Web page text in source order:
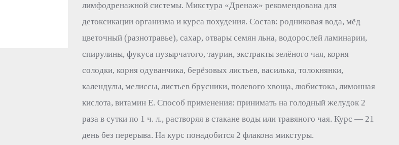
лимфодренажной системы. Микстура «Дренаж» рекомендована для
детоксикации организма и курса похудения. Состав: родниковая вода, мёд
цветочный (разнотравье), сахар, отвары семян льна, водорослей ламинарии,
спирулины, фукуса пузырчатого, таурин, экстракты зелёного чая, корня
солодки, корня одуванчика, берёзовых листьев, василька, толокнянки,
календулы, мелиссы, листьев брусники, полевого хвоща, любистока, лимонная
кислота, витамин Е. Способ применения: принимать на голодный желудок 2
раза в сутки по 1 ч. л., растворяя в стакане воды или травяного чая. Курс — 21
день без перерыва. На курс понадобится 2 флакона микстуры.